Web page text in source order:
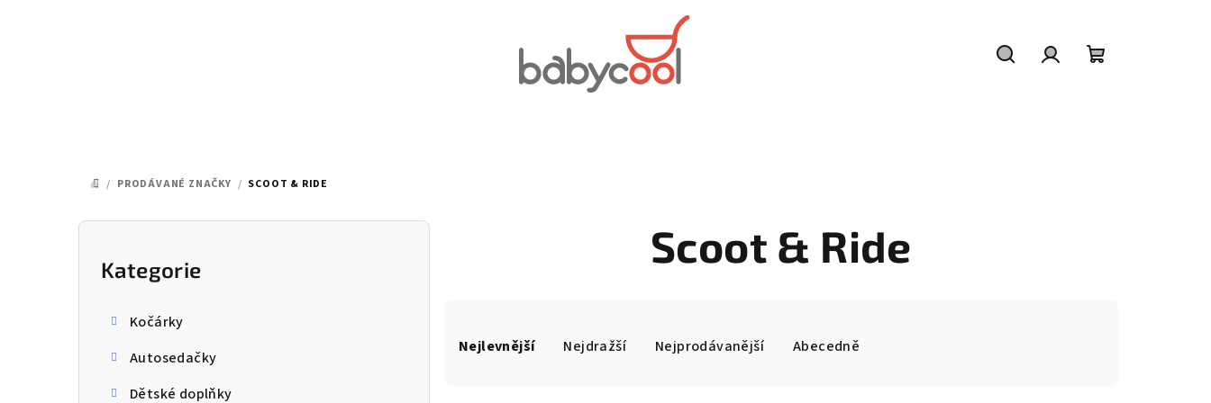
DOMŮ
/ PRODÁVANÉ ZNAČKY / SCOOT & RIDE
P
Přeskočit
kategorie
Kategorie
Kočárky
Autosedačky
Dětské doplňky
Scoot & Ride
aNejlevnější Nejdražší Nejprodávanější Abecedně